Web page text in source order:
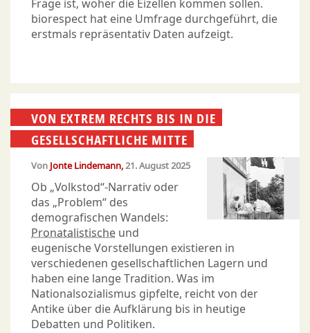
Frage ist, woher die Eizellen kommen sollen.
biorespect hat eine Umfrage durchgeführt, die
erstmals repräsentativ Daten aufzeigt.
VON EXTREM RECHTS BIS IN DIE
GESELLSCHAFTLICHE MITTE
Von Jonte Lindemann 21. August 2025
Ob „Volkstod“-Narrativ oder
das „Problem“ des
demografischen Wandels:
Pronatalistische und
eugenische Vorstellungen existieren in
verschiedenen gesellschaftlichen Lagern und
haben eine lange Tradition. Was im
Nationalsozialismus gipfelte, reicht von der
Antike über die Aufklärung bis in heutige
Debatten und Politiken.